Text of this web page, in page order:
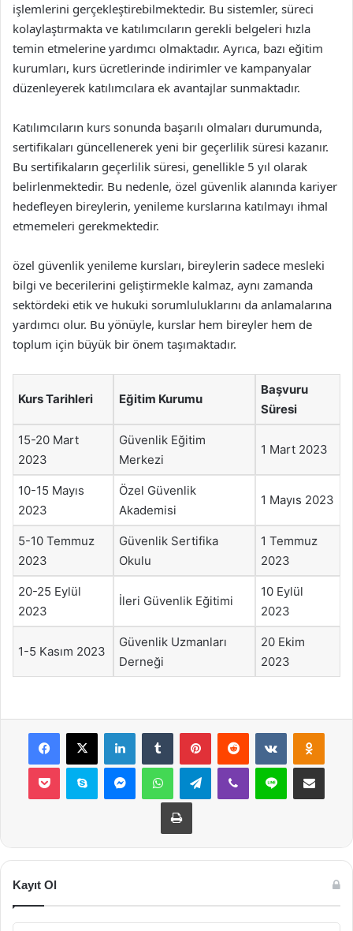
işlemlerini gerçekleştirebilmektedir. Bu sistemler, süreci
kolaylaştırmakta ve katılımcıların gerekli belgeleri hızla
temin etmelerine yardımcı olmaktadır. Ayrıca, bazı eğitim
kurumları, kurs ücretlerinde indirimler ve kampanyalar
düzenleyerek katılımcılara ek avantajlar sunmaktadır.
Katılımcıların kurs sonunda başarılı olmaları durumunda,
sertifikaları güncellenerek yeni bir geçerlilik süresi kazanır.
Bu sertifikaların geçerlilik süresi, genellikle 5 yıl olarak
belirlenmektedir. Bu nedenle, özel güvenlik alanında kariyer
hedefleyen bireylerin, yenileme kurslarına katılmayı ihmal
etmemeleri gerekmektedir.
özel güvenlik yenileme kursları, bireylerin sadece mesleki
bilgi ve becerilerini geliştirmekle kalmaz, aynı zamanda
sektördeki etik ve hukuki sorumluluklarını da anlamalarına
yardımcı olur. Bu yönüyle, kurslar hem bireyler hem de
toplum için büyük bir önem taşımaktadır.
Kurs Tarihleri Eğitim Kurumu
Başvuru
Süresi
15-20 Mart
2023
Güvenlik Eğitim
Merkezi
1 Mart 2023
10-15 Mayıs
2023
Özel Güvenlik
Akademisi
1 Mayıs 2023
5-10 Temmuz
2023
Güvenlik Sertifika
Okulu
1 Temmuz
2023
20-25 Eylül
2023
İleri Güvenlik Eğitimi
10 Eylül
2023
1-5 Kasım 2023
Güvenlik Uzmanları
Derneği
20 Ekim
2023
Facebook
X LinkedInTumblr PinterestReddit VKontakte
Pocket Skype MessengerWhatsAppTelegramViber Line E-Posta ile
Yazdır
Kayıt Ol